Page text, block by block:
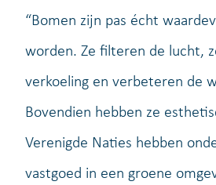
“Bomen zijn pas écht
worden. Ze filteren de lucht,
verkoeling en verbeteren de
Bovendien hebben ze
Verenigde Naties hebben
vastgoed in een groene